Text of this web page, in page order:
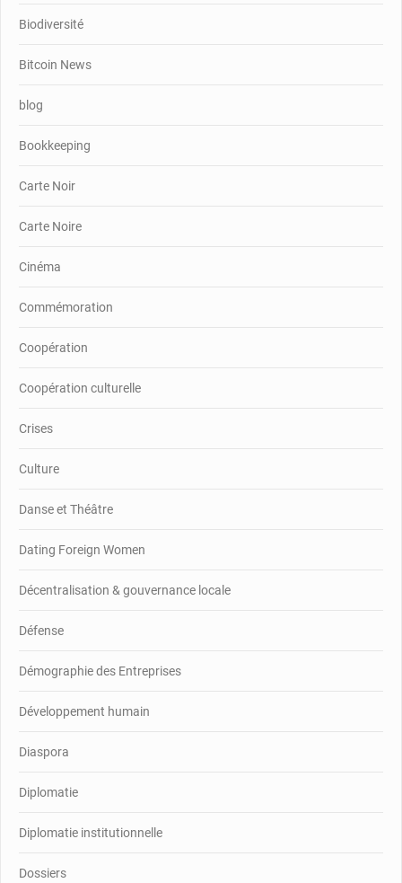
Biodiversité
Bitcoin News
blog
Bookkeeping
Carte Noir
Carte Noire
Cinéma
Commémoration
Coopération
Coopération culturelle
Crises
Culture
Danse et Théâtre
Dating Foreign Women
Décentralisation & gouvernance locale
Défense
Démographie des Entreprises
Développement humain
Diaspora
Diplomatie
Diplomatie institutionnelle
Dossiers